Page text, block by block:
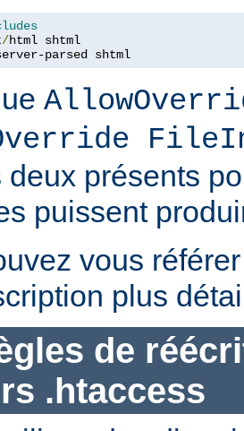
/
parsed shtml
deux présents
puissent
vous
plus
de
.htaccess